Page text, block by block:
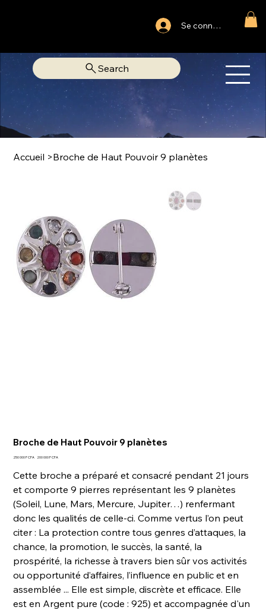
Se connecter
Accueil >Broche de Haut Pouvoir 9 planètes
Broche de Haut Pouvoir 9 planètes
Prix
250 000 F CFA
Prix
200 000 F CFA
Cette broche a préparé et consacré pendant 21 jours
et comporte 9 pierres représentant les 9 planètes
(Soleil, Lune, Mars, Mercure, Jupiter…) renfermant
donc les qualités de celle-ci. Comme vertus l’on peut
citer : La protection contre tous genres d’attaques, la
chance, la promotion, le succès, la santé, la
prospérité, la richesse à travers bien sûr vos activités
ou opportunité d’affaires, l’influence en public et en
assemblée ... Elle est simple, discrète et efficace. Elle
est en Argent pure (code : 925) et accompagnée d'un
LIBRAIRIE SPIRITUELLESearch